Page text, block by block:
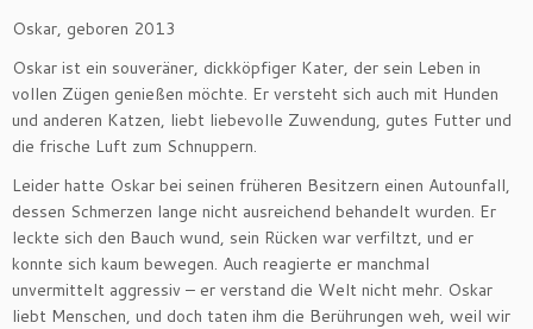
Oskar, geboren 2013
Oskar ist ein souveräner, dickköpfiger Kater, der sein Leben in
vollen Zügen genießen möchte. Er versteht sich auch mit Hunden
und anderen Katzen, liebt liebevolle Zuwendung, gutes Futter und
die frische Luft zum Schnuppern.
Leider hatte Oskar bei seinen früheren Besitzern einen Autounfall,
dessen Schmerzen lange nicht ausreichend behandelt wurden. Er
leckte sich den Bauch wund, sein Rücken war verfiltzt, und er
konnte sich kaum bewegen. Auch reagierte er manchmal
unvermittelt aggressiv – er verstand die Welt nicht mehr. Oskar
liebt Menschen, und doch taten ihm die Berührungen weh, weil wir